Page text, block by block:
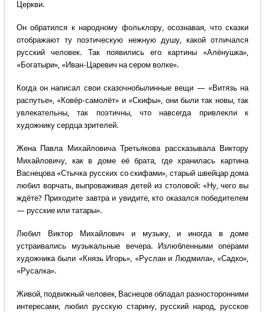
Церкви.
Он обратился к народному фольклору, осознавая, что сказки
отображают ту поэтическую нежную душу, какой отличался
русский человек. Так появились его картины «Алёнушка»,
«Богатыри», «Иван-Царевич на сером волке».
Когда он написал свои сказочнобылинные вещи — «Витязь на
распутье», «Ковёр-самолёт» и «Скифы», они были так новы, так
увлекательны, так поэтичны, что навсегда привлекли к
художнику сердца зрителей.
Жена Павла Михайловича Третьякова рассказывала Виктору
Михайловичу, как в доме её брата, где хранилась картина
Васнецова «Стычка русских со скифами», старый швейцар дома
любил ворчать, выпроваживая детей из столовой: «Ну, чего вы
ждёте? Приходите завтра и увидите, кто оказался победителем
— русские или татары».
Любил Виктор Михайлович и музыку, и иногда в доме
устраивались музыкальные вечера. Излюбленными операми
художника были «Князь Игорь», «Руслан и Людмила», «Садко»,
«Русалка».
Живой, подвижный человек, Васнецов обладал разносторонними
интересами, любил русскую старину, русский народ, русское